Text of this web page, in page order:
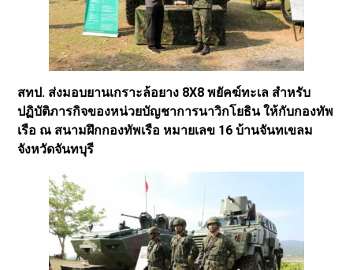
สทป. ส่งมอบยานเกราะล้อยาง 8X8 พยัคฆ์ทะเล สำหรับ
ปฏิบัติภารกิจของหน่วยบัญชาการนาวิกโยธิน ให้กับกองทัพ
เรือ ณ สนามฝึกกองทัพเรือ หมายเลข 16 บ้านจันทเขลม
จังหวัดจันทบุรี